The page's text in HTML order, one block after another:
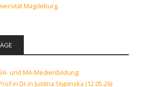
Magdeburg.
und MA-Medienbildung:
Dr.in Justina Stypinska (12.05.26):